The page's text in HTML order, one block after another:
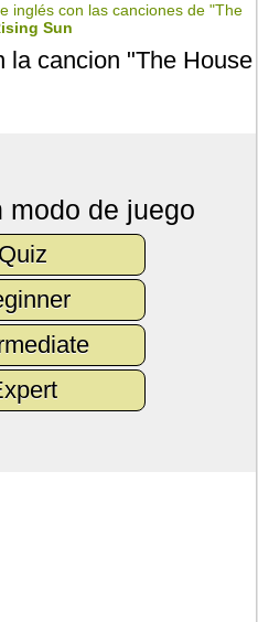
inglés con las canciones de "The
Sun
la cancion "The House
modo de juego
Quiz